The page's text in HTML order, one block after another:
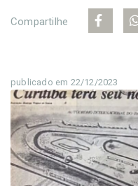
Compartilhe
publicado em 22/12/2023